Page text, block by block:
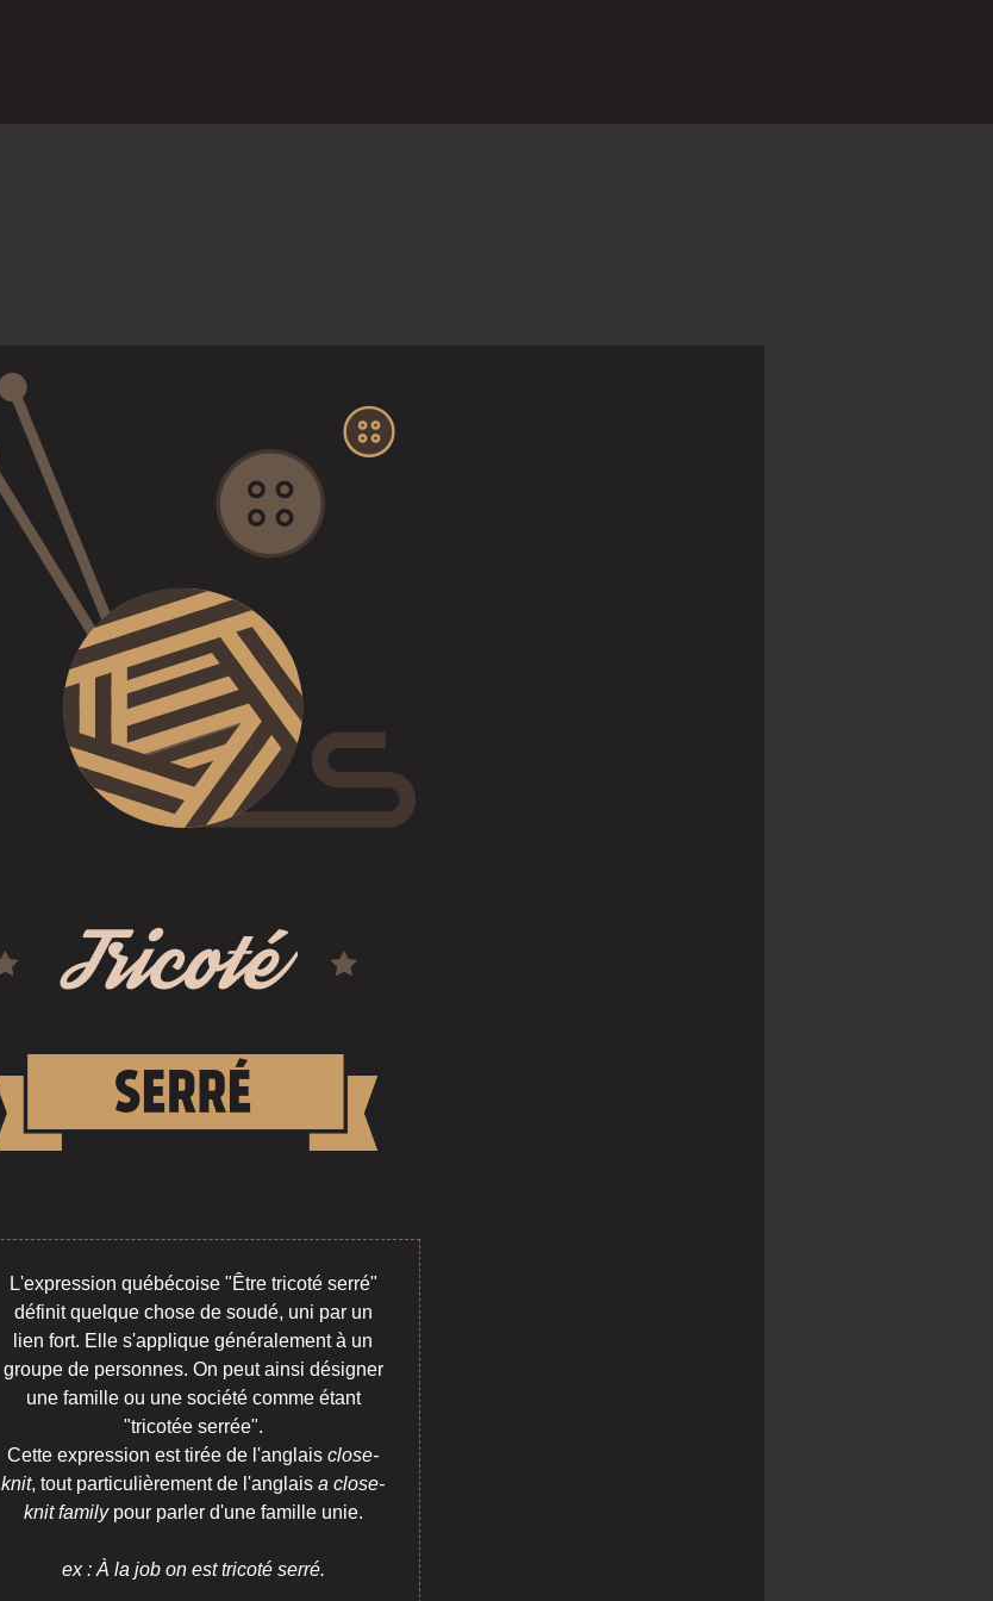
L'expression québécoise "Être tricoté serré"
définit quelque chose de soudé, uni par un
lien fort. Elle s'applique généralement à un
groupe de personnes. On peut ainsi désigner
une famille ou une société comme étant
"tricotée serrée".
Cette expression est tirée de l'anglais close-
knit, tout particulièrement de l'anglais a close-
knit familypour parler d'une famille unie.
ex : À la job on est tricoté serré.